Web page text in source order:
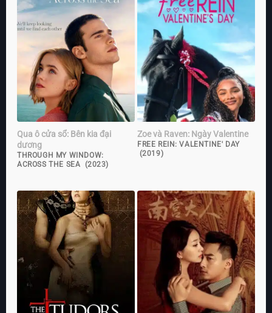
Qua ô cửa sổ: Bên kia đại
dương
THROUGH MY WINDOW:
ACROSS THE SEA (2023)
Zoe và Raven: Ngày Valentine
FREE REIN: VALENTINE' DAY
(2019)